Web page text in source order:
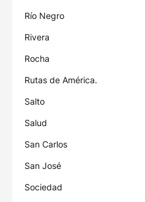
Río Negro
Rivera
Rocha
Rutas de América.
Salto
Salud
San Carlos
San José
Sociedad